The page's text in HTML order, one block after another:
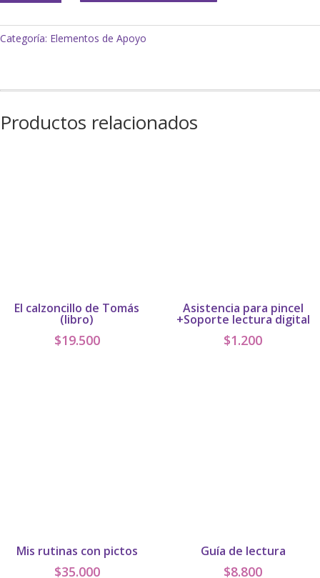
seguridad
para
niños
cantidad
Categoría: Elementos de Apoyo
Productos relacionados
El calzoncillo de Tomás
(libro)
$19.500
Asistencia para pincel
+Soporte lectura digital
$1.200
Mis rutinas con pictos
$35.000
Guía de lectura
$8.800